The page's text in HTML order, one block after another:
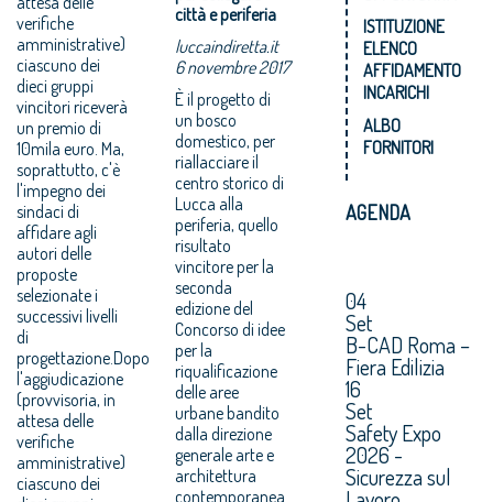
verifiche
amministrative)
ciascuno dei
dieci gruppi
vincitori riceverà
un premio di
10mila euro. Ma,
soprattutto, c'è
l'impegno dei
sindaci di
affidare agli
autori delle
proposte
selezionate i
successivi livelli
di
progettazione.Dopo
l'aggiudicazione
(provvisoria, in
attesa delle
verifiche
amministrative)
ciascuno dei
città e periferia
luccaindiretta.it
6 novembre 2017
È il progetto di
un bosco
domestico, per
riallacciare il
centro storico di
Lucca alla
periferia, quello
risultato
vincitore per la
seconda
edizione del
Concorso di idee
per la
riqualificazione
delle aree
urbane bandito
dalla direzione
generale arte e
architettura
contemporanea
ISTITUZIONE
ELENCO
AFFIDAMENTO
INCARICHI
ALBO
FORNITORI
AGENDA
04
Set
B-CAD Roma –
Fiera Edilizia
16
Set
Safety Expo
2026 -
Sicurezza sul